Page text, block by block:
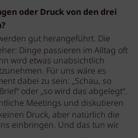
oder Druck von den drei
gut herangeführt. Die
Dinge passieren im Alltag oft
wird etwas unabsichtlich
Für uns wäre es
dabei zu sein: „Schau, so
oder „so wird das abgelegt“.
Meetings und diskutieren
Druck, aber natürlich die
einbringen. Und das tun wir.